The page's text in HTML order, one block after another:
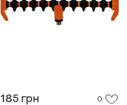
185 грн 0